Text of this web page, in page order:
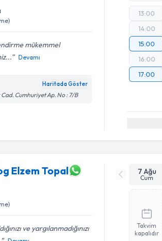
mükemmel
Devamı
Haritada Göster
Cumhuriyet Ap. No : 7/B
13:00
14:00
15:00
16:00
17:00
Elzem Topal
ve yargılanmadığınızı
7 Ağu
Cum
Takvim
kapalıdır